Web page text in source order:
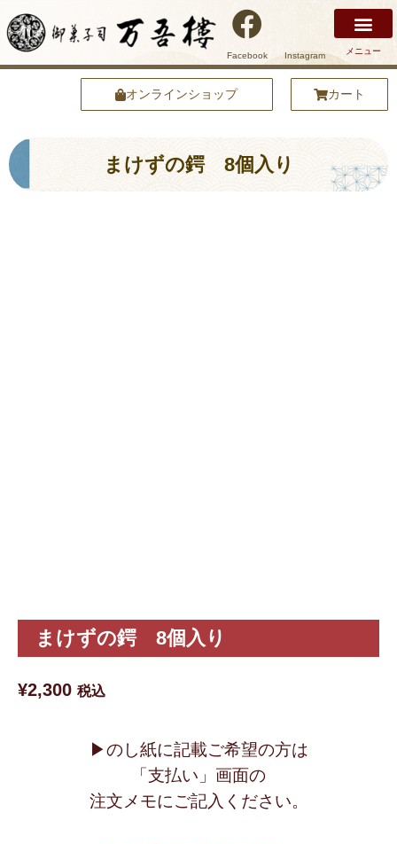
Facebook Instagram メニュー
オンラインショップ カート
まけずの鍔 8個入り
まけずの鍔 8個入り
¥2,300 税込
▶︎のし紙に記載ご希望の方は
「支払い」画面の
注文メモにご記入ください。